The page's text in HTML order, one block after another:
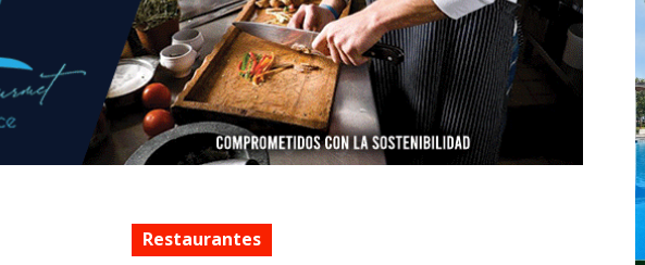
Restaurantes